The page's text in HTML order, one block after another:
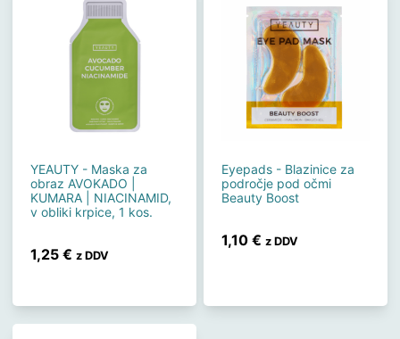
YEAUTY - Maska za
obraz AVOKADO |
KUMARA | NIACINAMID,
v obliki krpice, 1 kos.
1,25€ z DDV
Eyepads - Blazinice za
področje pod očmi
Beauty Boost
1,10€ z DDV